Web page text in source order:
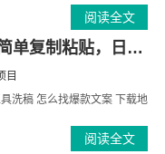
阅读全文
GPT撸微头条，小白轻松上手，简单复制粘贴，日入500+
目
洗稿 怎么找爆款文案 下载地
阅读全文